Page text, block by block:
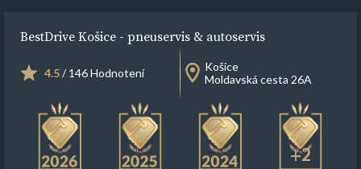
BestDrive Košice - pneuservis & autoservis
4.5/ 146 Hodnotení
Košice
Moldavská cesta 26A
+2